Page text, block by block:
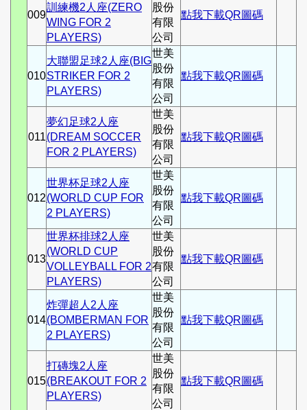
009
訓練機2人座(ZERO
WING FOR 2
PLAYERS)
股份
有限
公司
點我下載QR圖碼
010
大聯盟足球2人座(BIG
STRIKER FOR 2
PLAYERS)
世美
股份
有限
公司
點我下載QR圖碼
011
夢幻足球2人座
(DREAM SOCCER
FOR 2 PLAYERS)
世美
股份
有限
公司
點我下載QR圖碼
012
世界杯足球2人座
(WORLD CUP FOR
2 PLAYERS)
世美
股份
有限
公司
點我下載QR圖碼
013
世界杯排球2人座
(WORLD CUP
VOLLEYBALL FOR 2
PLAYERS)
世美
股份
有限
公司
點我下載QR圖碼
014
炸彈超人2人座
(BOMBERMAN FOR
2 PLAYERS)
世美
股份
有限
公司
點我下載QR圖碼
015
打磚塊2人座
(BREAKOUT FOR 2
PLAYERS)
世美
股份
有限
公司
點我下載QR圖碼